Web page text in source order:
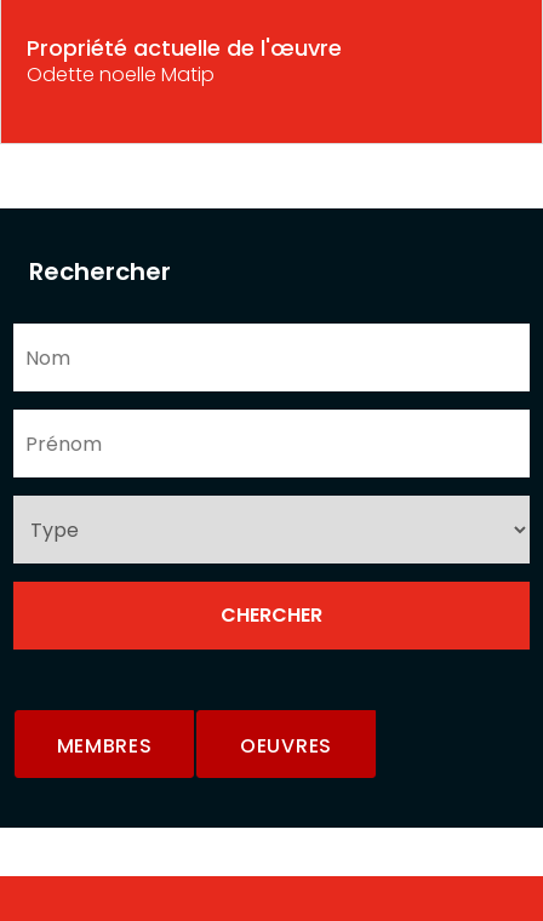
Rechercher
MEMBRES OEUVRES
Propriété actuelle de l'œuvre
Odette noelle Matip